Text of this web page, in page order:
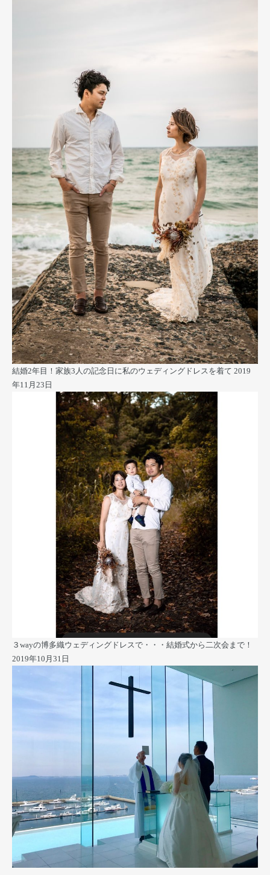
結婚2年目！家族3人の記念日に私のウェディングドレスを着て 2019
年11月23日
３wayの博多織ウェディングドレスで・・・結婚式から二次会まで！
2019年10月31日